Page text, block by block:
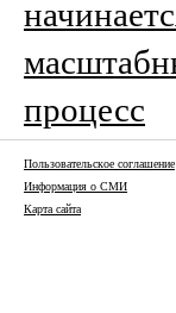
процесс
Пользовательское соглашение
Информация о СМИ
Карта сайта